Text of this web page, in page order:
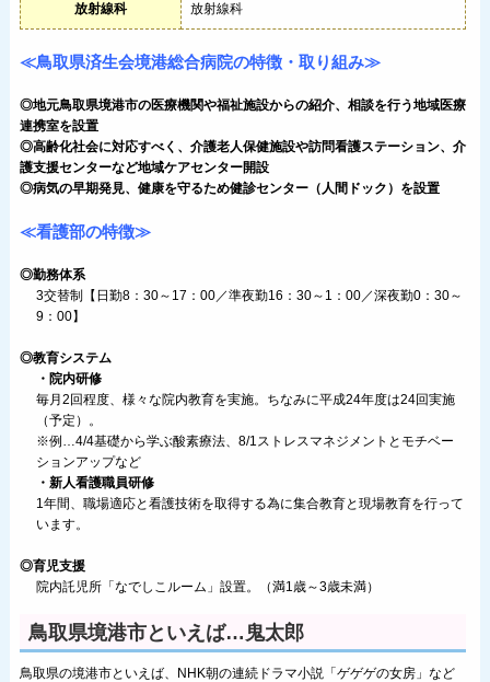
放射線科 放射線科
≪鳥取県済生会境港総合病院の特徴・取り組み≫
◎地元鳥取県境港市の医療機関や福祉施設からの紹介、相談を行う地域医療
連携室を設置
◎高齢化社会に対応すべく、介護老人保健施設や訪問看護ステーション、介
護支援センターなど地域ケアセンター開設
◎病気の早期発見、健康を守るため健診センター（人間ドック）を設置
≪看護部の特徴≫
◎勤務体系
3交替制【日勤8：30～17：00／準夜勤16：30～1：00／深夜勤0：30～
9：00】
◎教育システム
・院内研修
毎月2回程度、様々な院内教育を実施。ちなみに平成24年度は24回実施
（予定）。
※例…4/4基礎から学ぶ酸素療法、8/1ストレスマネジメントとモチベー
ションアップなど
・新人看護職員研修
1年間、職場適応と看護技術を取得する為に集合教育と現場教育を行って
います。
◎育児支援
院内託児所「なでしこルーム」設置。（満1歳～3歳未満）
鳥取県境港市といえば…鬼太郎
鳥取県の境港市といえば、NHK朝の連続ドラマ小説「ゲゲゲの女房」など